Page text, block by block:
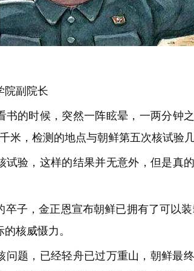
院副院长
书的时候，突然一阵眩晕，一两分钟
米，检测的地点与朝鲜第五次核试验几
试验，这样的结果并无意外，但是真
卒子，金正恩宣布朝鲜已拥有了可以
核威慑力。
问题，已经轻舟已过万重山，朝鲜最